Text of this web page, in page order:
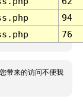
94
76
带来的访问不便我